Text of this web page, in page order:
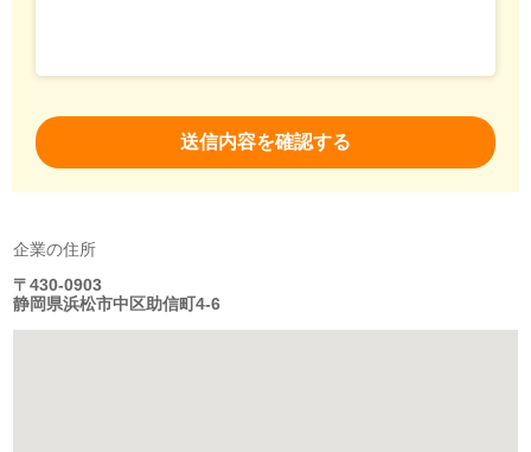
企業の住所
〒430-0903
静岡県浜松市中区助信町4-6